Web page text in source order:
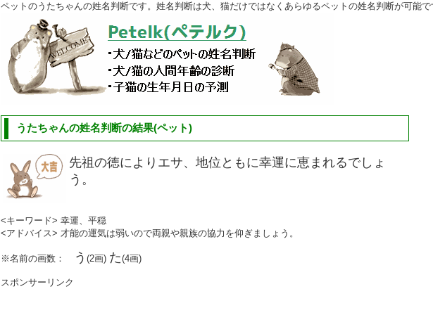
ペットのうたちゃんの姓名判断です。姓名判断は犬、猫だけではなくあらゆるペットの姓名判断が可能で
うたちゃんの姓名判断の結果(ペット)
先祖の徳によりエサ、地位ともに幸運に恵まれるでしょ
う。
<キーワード> 幸運、平穏
<アドバイス> 才能の運気は弱いので両親や親族の協力を仰ぎましょう。
※名前の画数： う (2画) た(4画)
スポンサーリンク